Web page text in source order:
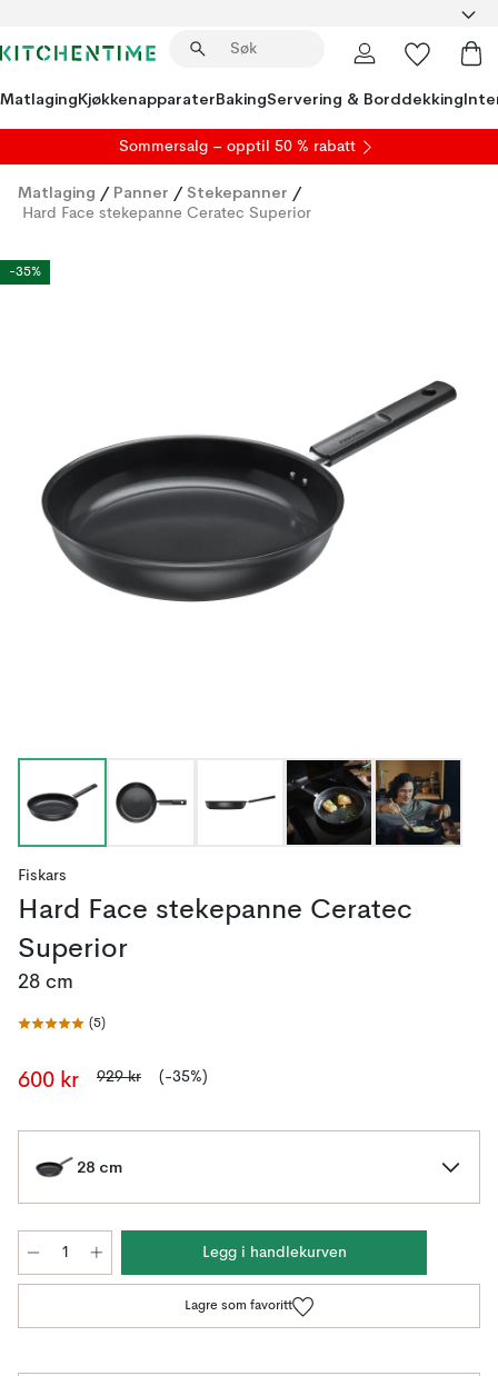
MatlagingKjøkkenapparaterBakingServering & Borddekking
Sommersalg – opptil 50 % rabatt
Matlaging / Panner / Stekepanner /
Hard Face stekepanne Ceratec Superior
-35%
Fiskars
Hard Face stekepanne Ceratec
Superior
28 cm
(5)
600 kr 929 kr (-35%)
28 cm
Legg i handlekurven
Lagre som favoritt